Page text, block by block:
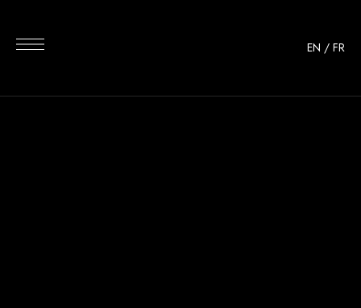
EN / FR